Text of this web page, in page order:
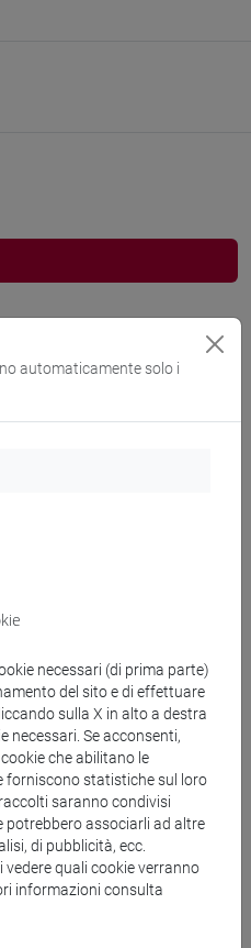
e della comunicazione
mediterraneo antico e
europea alla
automaticamente solo i
necessari (di prima parte)
del sito e di effettuare
sulla X in alto a destra
necessari. Se acconsenti,
che abilitano le
forniscono statistiche sul loro
saranno condivisi
potrebbero associarli ad altre
di pubblicità, ecc.
vedere quali cookie verranno
informazioni consulta